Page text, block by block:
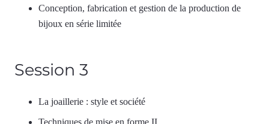
Conception, fabrication et gestion de la production de
bijoux en série limitée
Session 3
La joaillerie : style et société
Techniques de mise en forme II